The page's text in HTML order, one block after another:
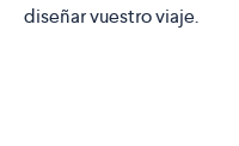
diseñar vuestro viaje.